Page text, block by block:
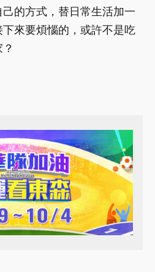
的方式，替日常生活加一
來要煩惱的，或許不是吃